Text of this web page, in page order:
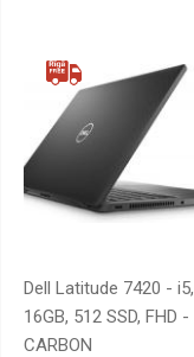
Dell Latitude 7420 - i5,
16GB, 512 SSD, FHD -
CARBON